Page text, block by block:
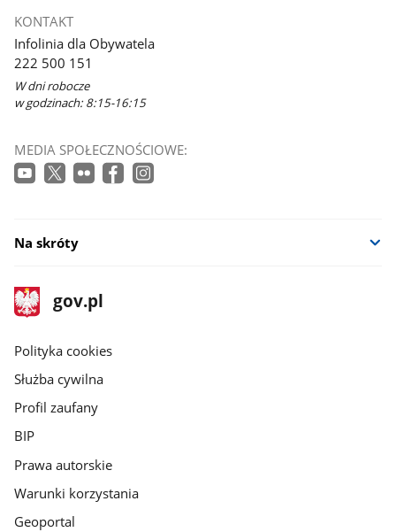
KONTAKT
Infolinia dla Obywatela
222 500 151
W dni robocze
w godzinach: 8:15-16:15
MEDIA SPOŁECZNOŚCIOWE:
Na skróty
stopka
gov.pl
Strona
gov.pl
gov.pl
Polityka cookies
Służba cywilna
Profil zaufany
BIP
Prawa autorskie
Warunki korzystania
Geoportal